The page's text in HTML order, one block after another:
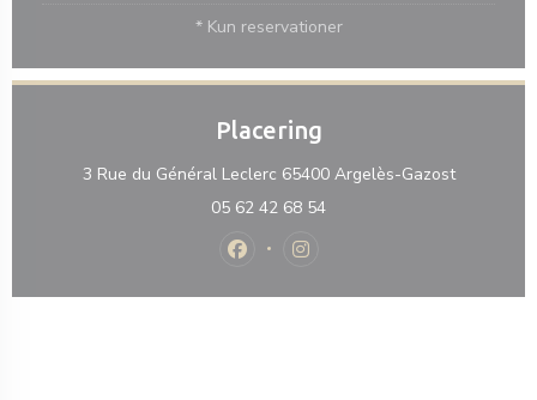
* Kun reservationer
Placering
3 Rue du Général Leclerc 65400 Argelès-Gazost((åbner i
05 62 42 68 54
Facebook ((åbner i et nyt vindue))
Instagram ((åbner i et nyt